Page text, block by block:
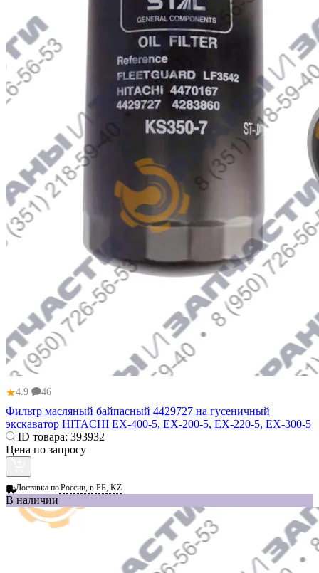
★4.9 46
Фильтр масляный байпасный 4429727 на гусеничный
экскаватор HITACHI EX-400-5, EX-200-5, EX-220-5, EX-300-5
ID товара: 393932
Цена по запросу
Доставка поРоссии, в РБ, KZ
В наличии